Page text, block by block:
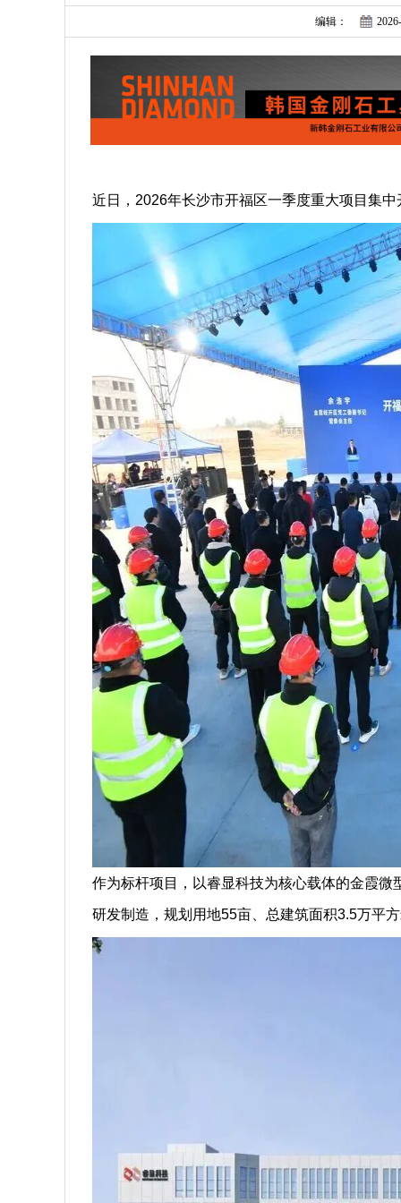
编辑：
近日，2026年长沙市开福区一季度重大项目集
作为标杆项目，以睿显科技为核心载体的金霞
研发制造，规划用地55亩、总建筑面积3.5万平